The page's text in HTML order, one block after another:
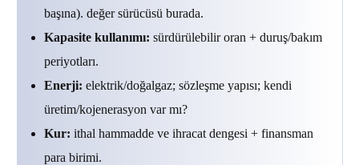
başına). değer sürücüsü burada.
Kapasite kullanımı: sürdürülebilir oran + duruş/bakım
periyotları.
Enerji: elektrik/doğalgaz; sözleşme yapısı; kendi
üretim/kojenerasyon var mı?
Kur: ithal hammadde ve ihracat dengesi + finansman
para birimi.